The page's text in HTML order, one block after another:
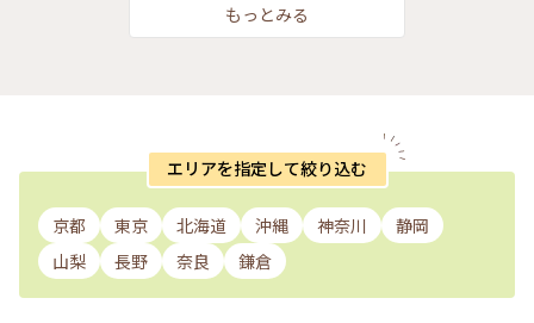
もっとみる
エリアを指定して絞り込む
京都 東京 北海道 沖縄 神奈川
静岡
山梨
長野 奈良 鎌倉